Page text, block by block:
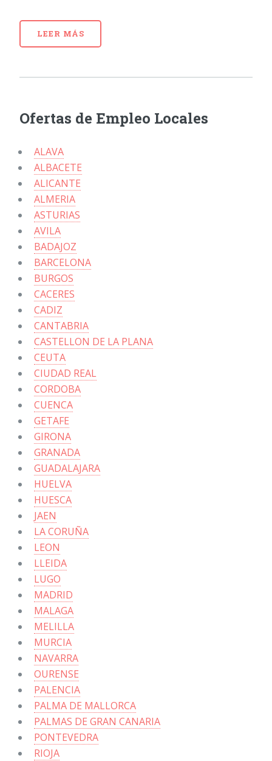
LEER MÁS
Ofertas de Empleo Locales
ALAVA
ALBACETE
ALICANTE
ALMERIA
ASTURIAS
AVILA
BADAJOZ
BARCELONA
BURGOS
CACERES
CADIZ
CANTABRIA
CASTELLON DE LA PLANA
CEUTA
CIUDAD REAL
CORDOBA
CUENCA
GETAFE
GIRONA
GRANADA
GUADALAJARA
HUELVA
HUESCA
JAEN
LA CORUÑA
LEON
LLEIDA
LUGO
MADRID
MALAGA
MELILLA
MURCIA
NAVARRA
OURENSE
PALENCIA
PALMA DE MALLORCA
PALMAS DE GRAN CANARIA
PONTEVEDRA
RIOJA